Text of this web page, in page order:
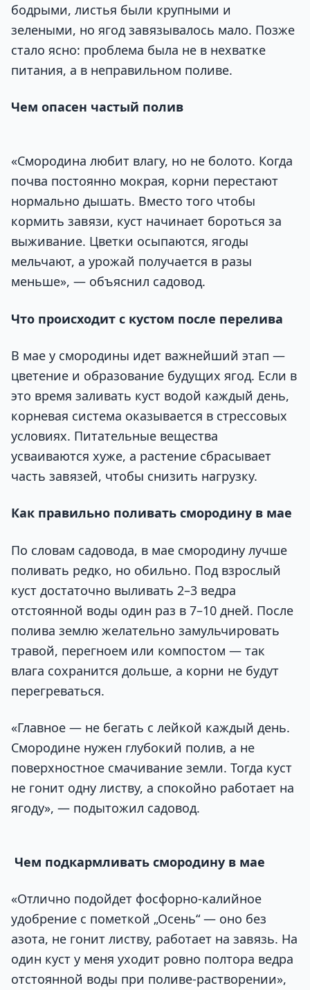
бодрыми, листья были крупными и
зелеными, но ягод завязывалось мало. Позже
стало ясно: проблема была не в нехватке
питания, а в неправильном поливе.
Чем опасен частый полив
«Смородина любит влагу, но не болото. Когда
почва постоянно мокрая, корни перестают
нормально дышать. Вместо того чтобы
кормить завязи, куст начинает бороться за
выживание. Цветки осыпаются, ягоды
мельчают, а урожай получается в разы
меньше», — объяснил садовод.
Что происходит с кустом после перелива
В мае у смородины идет важнейший этап —
цветение и образование будущих ягод. Если в
это время заливать куст водой каждый день,
корневая система оказывается в стрессовых
условиях. Питательные вещества
усваиваются хуже, а растение сбрасывает
часть завязей, чтобы снизить нагрузку.
Как правильно поливать смородину в мае
По словам садовода, в мае смородину лучше
поливать редко, но обильно. Под взрослый
куст достаточно выливать 2–3 ведра
отстоянной воды один раз в 7–10 дней. После
полива землю желательно замульчировать
травой, перегноем или компостом — так
влага сохранится дольше, а корни не будут
перегреваться.
«Главное — не бегать с лейкой каждый день.
Смородине нужен глубокий полив, а не
поверхностное смачивание земли. Тогда куст
не гонит одну листву, а спокойно работает на
ягоду», — подытожил садовод.
Чем подкармливать смородину в мае
«Отлично подойдет фосфорно-калийное
удобрение с пометкой „Осень“ — оно без
азота, не гонит листву, работает на завязь. На
один куст у меня уходит ровно полтора ведра
отстоянной воды при поливе-растворении»,